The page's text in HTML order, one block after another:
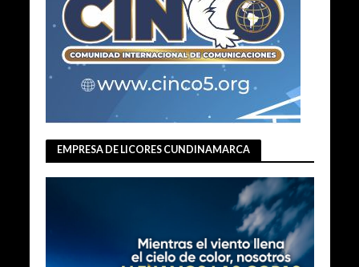
EMPRESA DE LICORES CUNDINAMARCA